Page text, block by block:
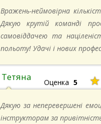
Вражень-неймовірна
Дякую крутій команді
самовіддачею та
польоту! Удачі і нових
Тетяна Оценка 5
Дякую за неперевершені
інструкторам за